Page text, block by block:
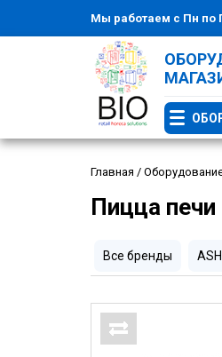
Мы работаем с Пн по
Главная /
Пицца печи
Все бренды